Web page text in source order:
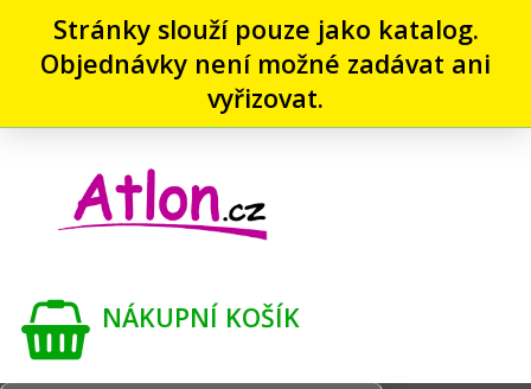
Stránky slouží pouze jako katalog.
Objednávky není možné zadávat ani
vyřizovat.
NÁKUPNÍ KOŠÍK